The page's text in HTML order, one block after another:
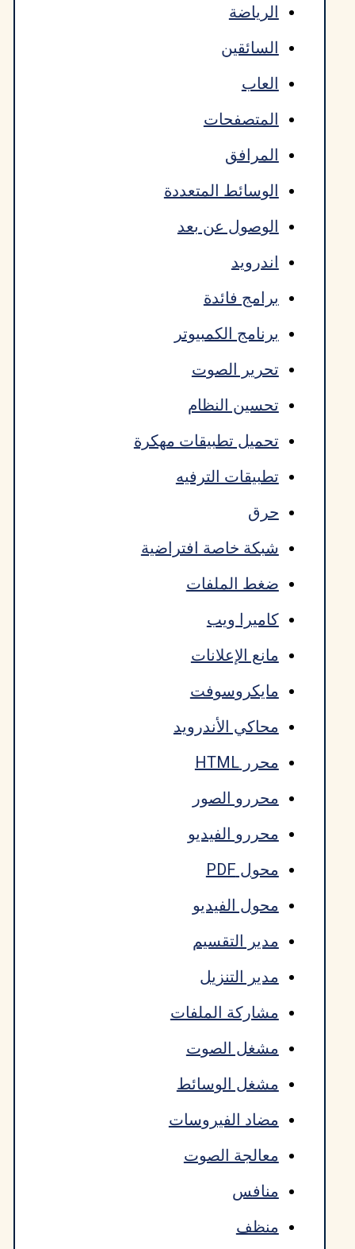
السائقين
المتصفحات
المرافق
الوسائط المتعددة
الوصول عن بعد
برامج فائدة
برنامج الكمبيوتر
تحرير الصوت
تحسين النظام
تحميل تطبيقات مهكرة
تطبيقات الترفيه
شبكة خاصة افتراضية
ضغط الملفات
كاميرا ويب
مانع الإعلانات
مايكروسوفت
محاكي الأندرويد
محررو الصور
محررو الفيديو
محول الفيديو
مدير التقسيم
مدير التنزيل
مشاركة الملفات
مشغل الصوت
مشغل الوسائط
مضاد الفيروسات
معالجة الصوت